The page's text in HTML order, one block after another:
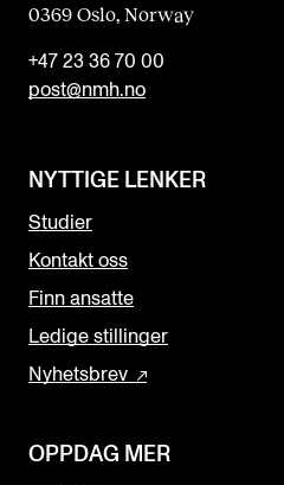
0369 Oslo, Norway
+47 23 36 70 00
post@nmh.no
NYTTIGE LENKER
Studier
Kontakt oss
Finn ansatte
Ledige stillinger
Nyhetsbrev
OPPDAG MER